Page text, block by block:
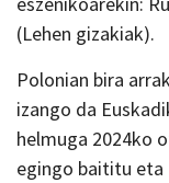
(Lehen gizakiak).
Polonian bira
izango da
helmuga 2024ko
egingo baititu eta